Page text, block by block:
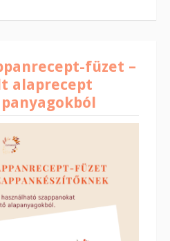
füzet –
alaprecept